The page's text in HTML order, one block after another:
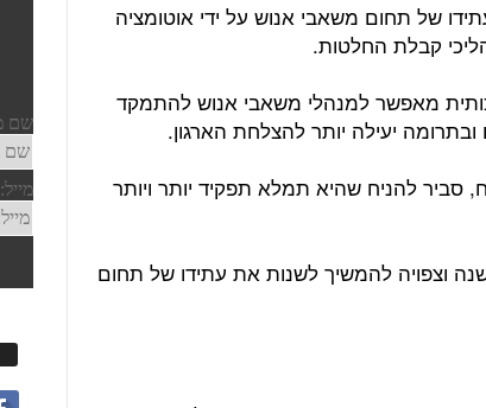
של תחום משאבי אנוש על ידי אוטומציה
קבלת החלטות.
מאפשר למנהלי משאבי אנוש להתמקד
ובתרומה יעילה יותר להצלחת הארגון.
להניח שהיא תמלא תפקיד יותר ויותר
משנה וצפויה להמשיך לשנות את עתידו של תחום